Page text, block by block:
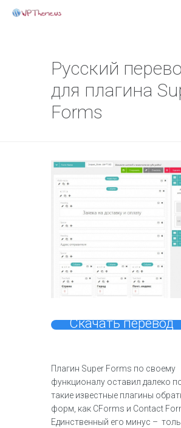
Русский
для плагина
Forms
Скачать перевод
Плагин Super Forms по своему
функционалу оставил далеко
такие известные плагины
форм, как CForms и Contact
Единственный его минус –